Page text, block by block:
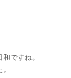
ですね。